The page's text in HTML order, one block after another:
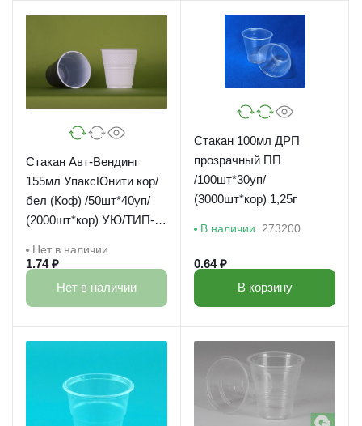
Стакан Авт-Вендинг
155мл УпаксЮнити кор/
бел (Коф) /50шт*40уп/
(2000шт*кор) УЮ/ТИП-1
Нет в наличии
1.74 ₽
Нет в наличии
Стакан 100мл ДРП
прозрачный ПП
/100шт*30уп/
(3000шт*кор) 1,25г
В наличии 273200
0.64 ₽
В корзину